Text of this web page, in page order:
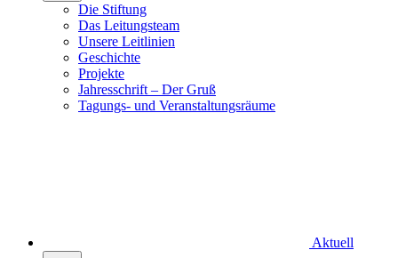
Die Stiftung
Das Leitungsteam
Unsere Leitlinien
Geschichte
Projekte
Jahresschrift – Der Gruß
Tagungs- und Veranstaltungsräume
Aktuell